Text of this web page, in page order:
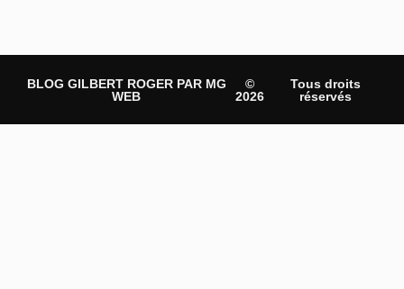
BLOG GILBERT ROGER PAR MG
WEB
©
2026
Tous droits
réservés